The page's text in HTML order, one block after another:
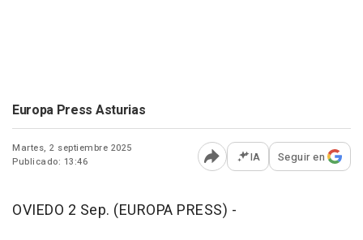
Europa Press Asturias
Martes, 2 septiembre 2025
Publicado: 13:46
Abrir opciones para
IA Seguir en
OVIEDO 2 Sep. (EUROPA PRESS) -